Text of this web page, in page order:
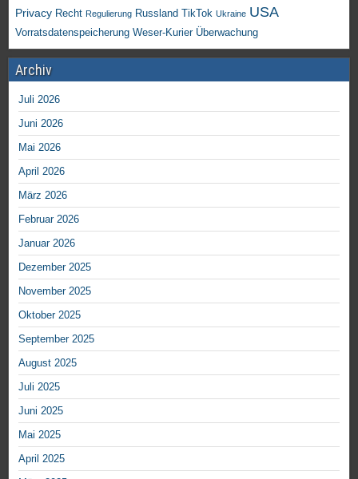
Privacy Recht Regulierung Russland TikTok Ukraine USA
Vorratsdatenspeicherung Weser-Kurier Überwachung
Archiv
Juli 2026
Juni 2026
Mai 2026
April 2026
März 2026
Februar 2026
Januar 2026
Dezember 2025
November 2025
Oktober 2025
September 2025
August 2025
Juli 2025
Juni 2025
Mai 2025
April 2025